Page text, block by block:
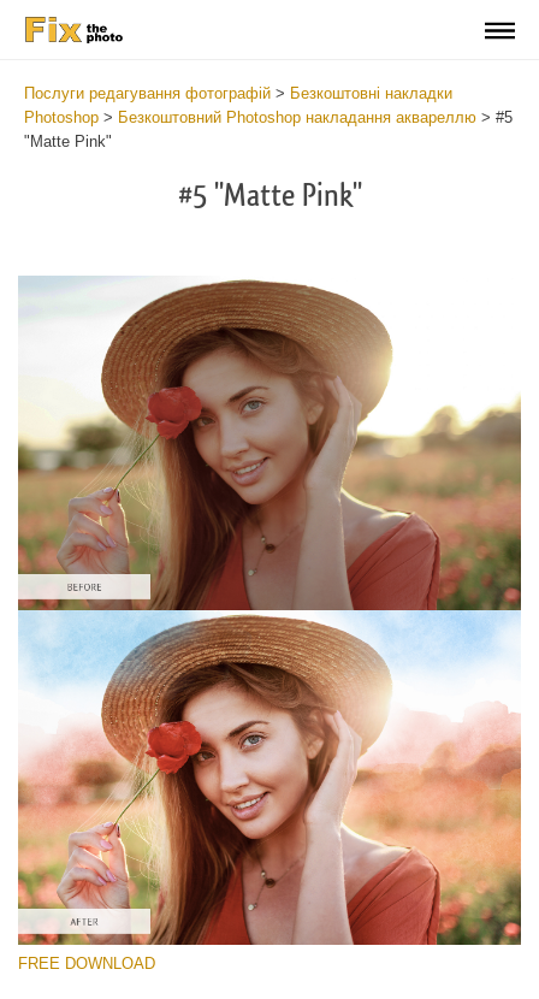
Послуги редагування фотографій > Безкоштовні накладки
Photoshop > Безкоштовний Photoshop накладання аквареллю > #5
"Matte Pink"
#5 "Matte Pink"
Please select
Free Photoshop Overlay #5
Small 800*448px
Lightcoral Watercolar
(33 Overlays)
Large 6000*4000px
FREE DOWNLOAD